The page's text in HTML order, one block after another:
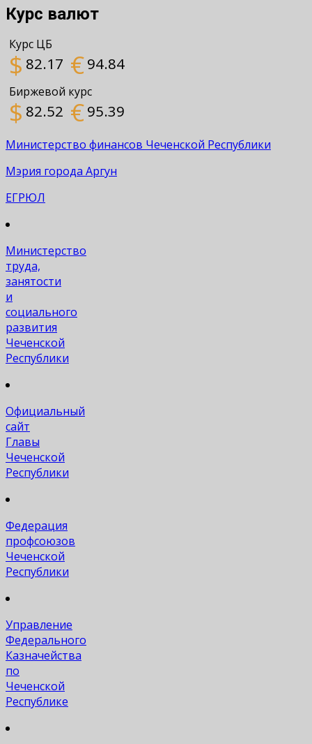
Курс валют
Курс ЦБ
$ 82.17 €94.84
Биржевой курс
$ 82.52 €95.39
Министерство финансов Чеченской Республики
Мэрия города Аргун
ЕГРЮЛ
Министерство
труда,
занятости
и
социального
развития
Чеченской
Республики
Официальный
сайт
Главы
Чеченской
Республики
Федерация
профсоюзов
Чеченской
Республики
Управление
Федерального
Казначейства
по
Чеченской
Республике